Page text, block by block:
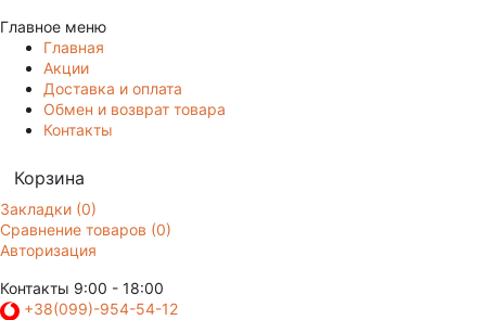
Главное меню
Главная
Акции
Доставка и оплата
Обмен и возврат товара
Контакты
Корзина
Закладки (0)
Сравнение товаров (0)
Авторизация
Контакты 9:00 - 18:00
+38(099)-954-54-12